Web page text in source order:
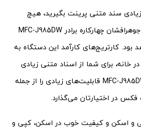
زیادی سند متنی پرینت بگیرید، هیچ
چاپگری به خوبی پرینتر جوهرافشان چهارکاره برادر MFC-J985DW
بود. کارتریج‌های کارآمد این دستگاه به
خانه، برای شما از اسناد متنی زیادی
پرینت می‌گیرند. برادر MFC-J985DW قابلیت‌های زیادی را از جمله
فکس در اختیارتان می‌گذارد.
و اسکن و کیفیت خوب در اسکن، کپی و